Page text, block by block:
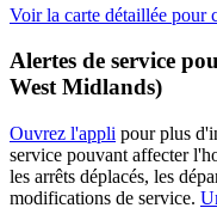
Voir la carte détaillée pour
Alertes de service
West Midlands)
Ouvrez l'appli pour plus
service pouvant affecter
les arrêts déplacés, les
modifications de service.